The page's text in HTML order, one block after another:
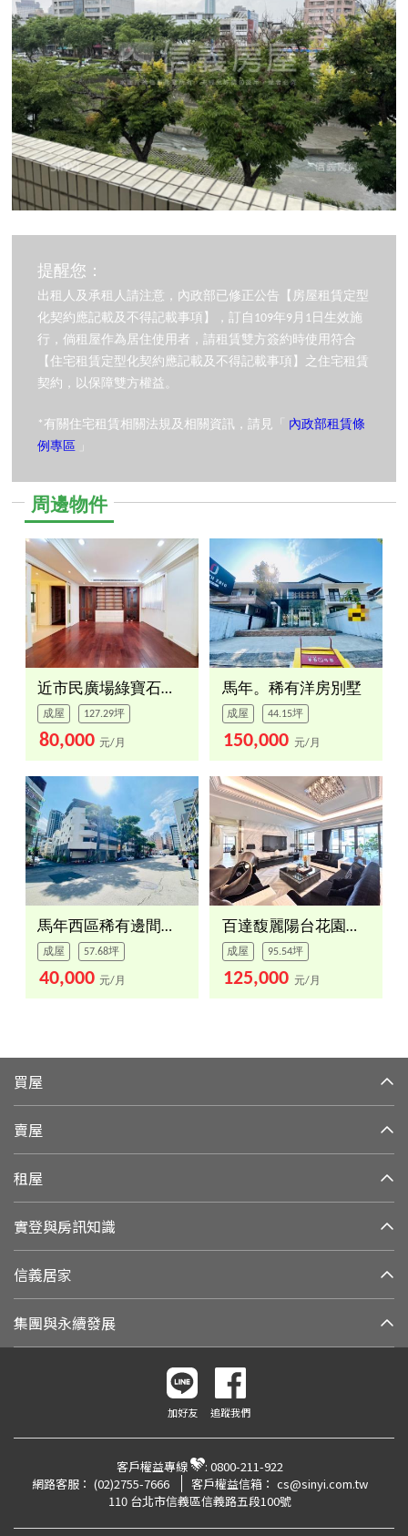
提醒您：
出租人及承租人請注意，內政部已修正公告【房屋租賃定型
化契約應記載及不得記載事項】，訂自109年9月1日生效施
行，倘租屋作為居住使用者，請租賃雙方簽約時使用符合
【住宅租賃定型化契約應記載及不得記載事項】之住宅租賃
契約，以保障雙方權益。
*有關住宅租賃相關法規及相關資訊，請見「 內政部租賃條
例專區 」
周邊物件
近市民廣場綠寶石一層一戶
成屋 127.29坪
80,000 元/月
馬年。稀有洋房別墅
成屋 44.15坪
150,000 元/月
馬年西區稀有邊間。透天
成屋 57.68坪
40,000 元/月
百達馥麗陽台花園精裝豪邸
成屋 95.54坪
125,000 元/月
買屋
賣屋
租屋
實登與房訊知識
信義居家
集團與永續發展
加好友 追蹤我們
客戶權益專線 : 0800-211-922
網路客服： (02)2755-7666 客戶權益信箱： cs@sinyi.com.tw
110 台北市信義區信義路五段100號